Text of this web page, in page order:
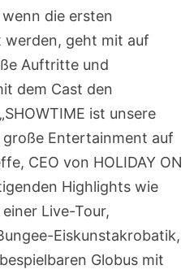
die ersten
werden, geht mit auf
Auftritte und
dem Cast den
ist unsere
große Entertainment auf
CEO von HOLIDAY ON
Highlights wie
Live-Tour,
Eiskunstakrobatik,
Globus mit